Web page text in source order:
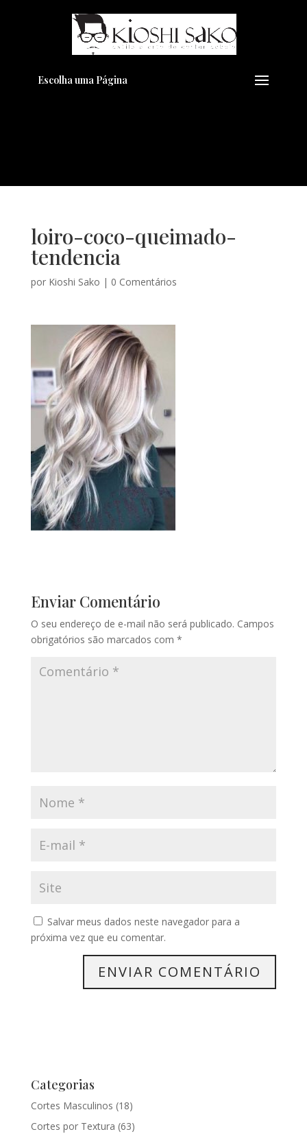
Escolha uma Página
loiro-coco-queimado-
tendencia
por Kioshi Sako | 0 Comentários
Enviar Comentário
O seu endereço de e-mail não será publicado. Campos
obrigatórios são marcados com *
Salvar meus dados neste navegador para a
próxima vez que eu comentar.
Categorias
Cortes Masculinos (18)
Cortes por Textura (63)
Pensando em transformar seu
Visual??